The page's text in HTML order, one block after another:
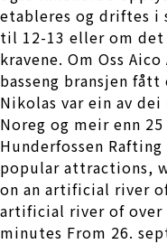
etableres og driftes i
til 12-13 eller om det
kravene. Om Oss
basseng bransjen
Nikolas var ein av
Noreg og meir enn
Hunderfossen
popular attractions,
on an artificial river
artificial river of over
minutes From 26.